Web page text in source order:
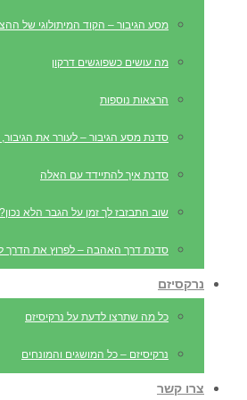
מסע הגיבור – הקוד המיתולוגי של
מה עושים כשפוגשים דרקון
הרצאות נוספות
סדנת מסע הגיבור – לעורר את
סדנת איך להתיידד עם האלה
שוב התבזבז לך זמן על הגבר הלא נכון?
סדנת דרך האהבה – לפרוץ את הדרך
נרקסיזם
כל מה שתרצו לדעת על נרקיסיזם
נרקיסיזם – כל המושגים והמונחים
צרו קשר